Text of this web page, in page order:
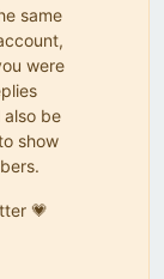
same
were
also be
show
💗